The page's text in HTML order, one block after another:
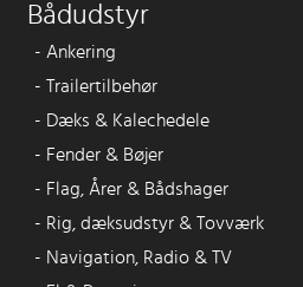
Bådudstyr
- Ankering
- Trailertilbehør
- Dæks & Kalechedele
- Fender & Bøjer
- Flag, Årer & Bådshager
- Rig, dæksudstyr & Tovværk
- Navigation, Radio & TV